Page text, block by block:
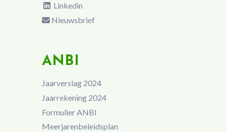
Linkedin
Nieuwsbrief
ANBI
Jaarverslag 2024
Jaarrekening 2024
Formulier ANBI
Meerjarenbeleidsplan